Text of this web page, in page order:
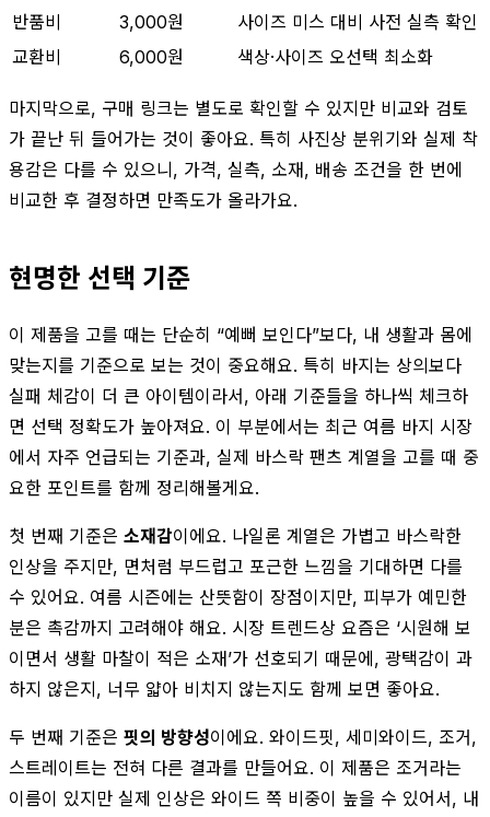
반품비 3,000원
사이즈 미스 대비 사전 실측 확인
교환비
6,000원 색상·사이즈 오선택 최소화
마지막으로, 구매 링크는 별도로 확인할 수 있지만 비교와 검토
가 끝난 뒤 들어가는 것이 좋아요. 특히 사진상 분위기와 실제 착
용감은 다를 수 있으니, 가격, 실측, 소재, 배송 조건을 한 번에
비교한 후 결정하면 만족도가 올라가요.
현명한 선택 기준
이 제품을 고를 때는 단순히 “예뻐 보인다”보다, 내 생활과 몸에
맞는지를 기준으로 보는 것이 중요해요. 특히 바지는 상의보다
실패 체감이 더 큰 아이템이라서, 아래 기준들을 하나씩 체크하
면 선택 정확도가 높아져요. 이 부분에서는 최근 여름 바지 시장
에서 자주 언급되는 기준과, 실제 바스락 팬츠 계열을 고를 때 중
요한 포인트를 함께 정리해볼게요.
첫 번째 기준은 소재감이에요. 나일론 계열은 가볍고 바스락한
인상을 주지만, 면처럼 부드럽고 포근한 느낌을 기대하면 다를
수 있어요. 여름 시즌에는 산뜻함이 장점이지만, 피부가 예민한
분은 촉감까지 고려해야 해요. 시장 트렌드상 요즘은 ‘시원해 보
이면서 생활 마찰이 적은 소재’가 선호되기 때문에, 광택감이 과
하지 않은지, 너무 얇아 비치지 않는지도 함께 보면 좋아요.
두 번째 기준은 핏의 방향성이에요. 와이드핏, 세미와이드, 조거,
스트레이트는 전혀 다른 결과를 만들어요. 이 제품은 조거라는
이름이 있지만 실제 인상은 와이드 쪽 비중이 높을 수 있어서, 내